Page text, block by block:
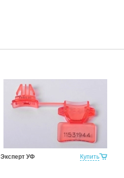
Купить
Эксперт УФ